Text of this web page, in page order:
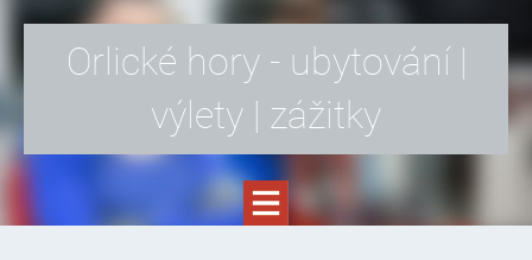
Orlické hory - ubytování |
výlety | zážitky